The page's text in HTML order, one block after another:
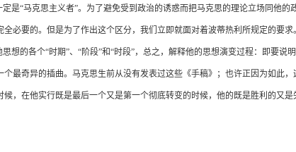
是“马克思主义者”。为了避免受到政治的诱惑而把马克思的理论立场同他的
必要的。但是为了作出这个区分，我们立即就面对着波蒂热利所规定的要求
想的各个“时期”、“阶段”和“时段”，总之，解释他的思想演变过程：即要说
最奇异的插曲。马克思生前从没有发表过这些《手稿》；也许正因为如此，
，在他实行既是最后一个又是第一个彻底转变的时候，他的既是胜利的又是